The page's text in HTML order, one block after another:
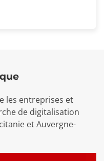
les entreprises et
de digitalisation
et Auvergne-